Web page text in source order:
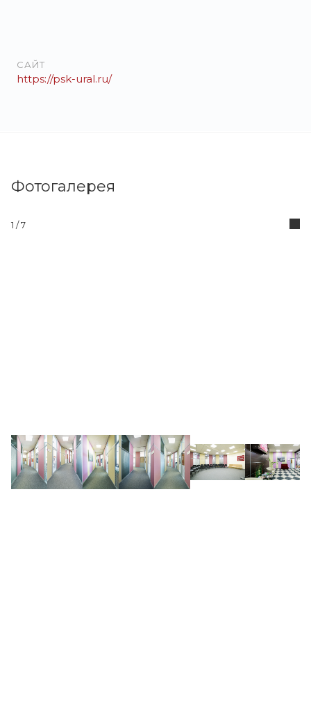
САЙТ
https://psk-ural.ru/
Фотогалерея
1 / 7